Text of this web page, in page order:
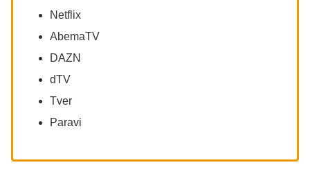
Netflix
AbemaTV
DAZN
dTV
Tver
Paravi